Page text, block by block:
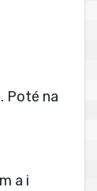
Poté na
a i